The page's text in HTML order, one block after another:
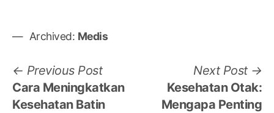
Archived: Medis
Post
navigation
Previous PostPrevious
post:
Cara Meningkatkan
Kesehatan Batin
Next Post
Kesehatan Otak:
Mengapa Penting